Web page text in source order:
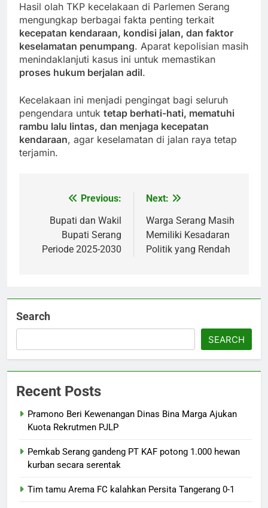
Hasil olah TKP kecelakaan di Parlemen Serang
mengungkap berbagai fakta penting terkait
kecepatan kendaraan, kondisi jalan, dan faktor
keselamatan penumpang. Aparat kepolisian masih
menindaklanjuti kasus ini untuk memastikan
proses hukum berjalan adil.
Kecelakaan ini menjadi pengingat bagi seluruh
pengendara untuk tetap berhati-hati, mematuhi
rambu lalu lintas, dan menjaga kecepatan
kendaraan, agar keselamatan di jalan raya tetap
terjamin.
navigation
Previous:
Bupati dan Wakil
Bupati Serang
Periode 2025-2030
Next:
Warga Serang Masih
Memiliki Kesadaran
Politik yang Rendah
Search
SEARCH
Recent Posts
Pramono Beri Kewenangan Dinas Bina Marga Ajukan
Kuota Rekrutmen PJLP
Pemkab Serang gandeng PT KAF potong 1.000 hewan
kurban secara serentak
Tim tamu Arema FC kalahkan Persita Tangerang 0-1